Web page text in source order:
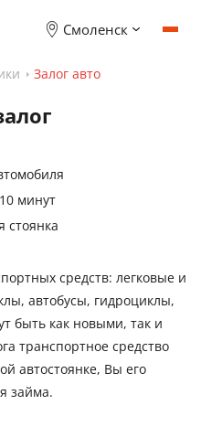
Смоленск
Залог авто
минут
стоянка
средств: легковые и
автобусы, гидроциклы,
быть как новыми, так и
транспортное средство
автостоянке, Вы его
займа.